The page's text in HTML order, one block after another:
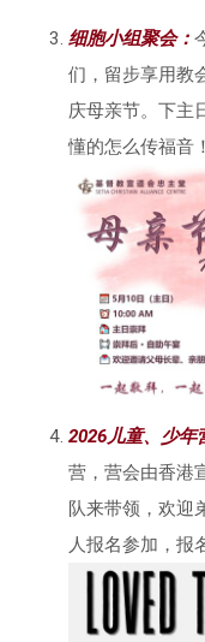
细胞小组聚会：
们，留步享用教
庆母亲节。下主
懂的怎么传福音
2026儿童、少年
营，营会由香港
队来带领，欢迎
人报名参加，报